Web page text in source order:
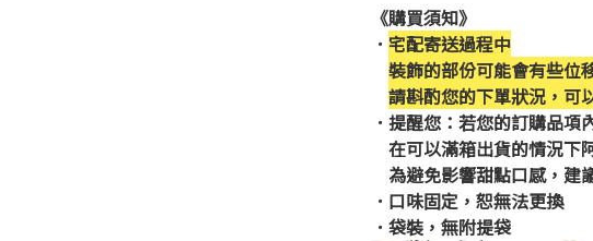
《購買須知》
． 宅配寄送過程中
裝飾的部份可能會有些位
請斟酌您的下單狀況，可
．提醒您：若您的訂購品項
在可以滿箱出貨的情況下
為避免影響甜點口感，建
．口味固定，恕無法更換
．袋裝，無附提袋